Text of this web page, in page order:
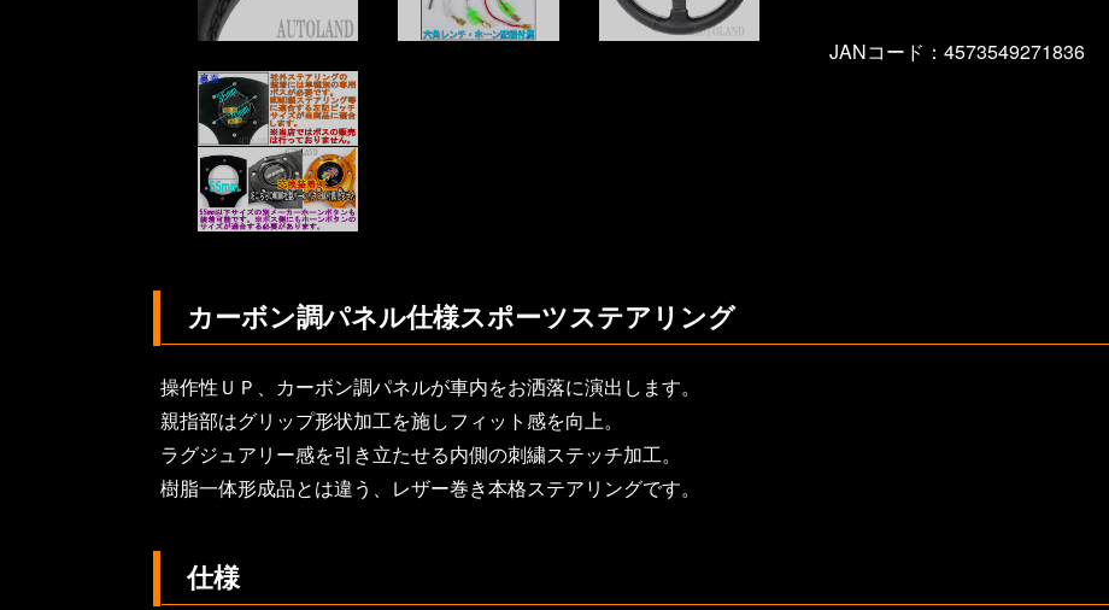
JANコード：4573549271836
カーボン調パネル仕様スポーツステアリング
操作性ＵＰ、カーボン調パネルが車内をお洒落に演出します。
親指部はグリップ形状加工を施しフィット感を向上。
ラグジュアリー感を引き立たせる内側の刺繍ステッチ加工。
樹脂一体形成品とは違う、レザー巻き本格ステアリングです。
仕様